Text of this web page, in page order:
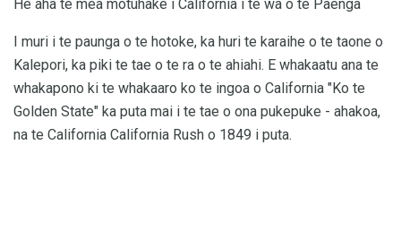
He aha te mea motuhake i California i te wa o te Paenga
I muri i te paunga o te hotoke, ka huri te karaihe o te taone o
Kalepori, ka piki te tae o te ra o te ahiahi. E whakaatu ana te
whakapono ki te whakaaro ko te ingoa o California "Ko te
Golden State" ka puta mai i te tae o ona pukepuke - ahakoa,
na te California California Rush o 1849 i puta.